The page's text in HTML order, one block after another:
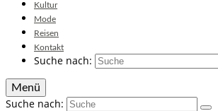
Kultur
Mode
Reisen
Kontakt
Suche nach:
Menü
Suche nach: